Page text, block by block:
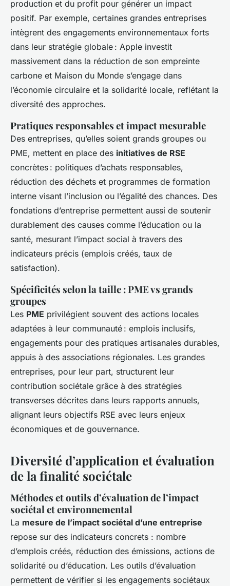
production et du profit pour générer un impact
positif. Par exemple, certaines grandes entreprises
intègrent des engagements environnementaux forts
dans leur stratégie globale : Apple investit
massivement dans la réduction de son empreinte
carbone et Maison du Monde s’engage dans
l’économie circulaire et la solidarité locale, reflétant la
diversité des approches.
Pratiques responsables et impact mesurable
Des entreprises, qu’elles soient grands groupes ou
PME, mettent en place des initiatives de RSE
concrètes : politiques d’achats responsables,
réduction des déchets et programmes de formation
interne visant l’inclusion ou l’égalité des chances. Des
fondations d’entreprise permettent aussi de soutenir
durablement des causes comme l’éducation ou la
santé, mesurant l’impact social à travers des
indicateurs précis (emplois créés, taux de
satisfaction).
Spécificités selon la taille : PME vs grands
groupes
Les PME privilégient souvent des actions locales
adaptées à leur communauté : emplois inclusifs,
engagements pour des pratiques artisanales durables,
appuis à des associations régionales. Les grandes
entreprises, pour leur part, structurent leur
contribution sociétale grâce à des stratégies
transverses décrites dans leurs rapports annuels,
alignant leurs objectifs RSE avec leurs enjeux
économiques et de gouvernance.
Diversité d’application et évaluation
de la finalité sociétale
Méthodes et outils d’évaluation de l’impact
sociétal et environnemental
La mesure de l’impact sociétal d’une entreprise
repose sur des indicateurs concrets : nombre
d’emplois créés, réduction des émissions, actions de
solidarité ou d’éducation. Les outils d’évaluation
permettent de vérifier si les engagements sociétaux